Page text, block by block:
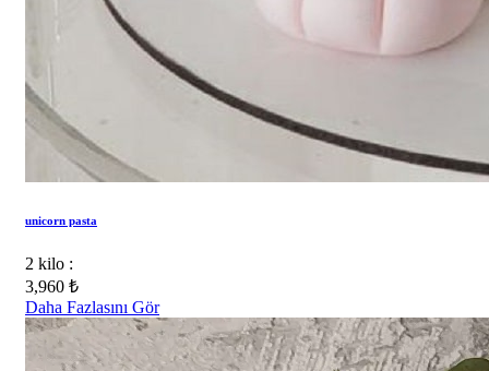
unicorn pasta
2 kilo :
3,960 ₺
Daha Fazlasını Gör